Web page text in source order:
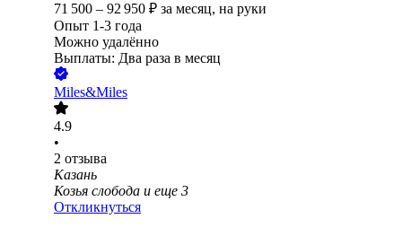
71 500 – 92 950 ₽ за месяц, на руки
Опыт 1-3 года
Можно удалённо
Выплаты: Два раза в месяц
Miles&Miles
4.9
•
2 отзыва
Казань
Козья слобода и еще 3
Откликнуться